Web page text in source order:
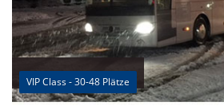
VIP Class - 30-48 Plätze